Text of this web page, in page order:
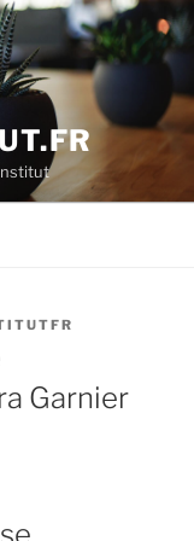
Garnier